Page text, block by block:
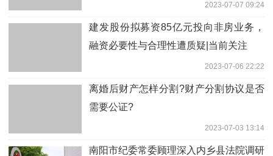
2023-07-07 09:24
建发股份拟募资85亿元投向非房业务，
融资必要性与合理性遭质疑|当前关注
2023-07-06 22:22
离婚后财产怎样分割?财产分割协议是否
需要公证?
2023-07-03 13:14
南阳市纪委常委顾理深入内乡县法院调研